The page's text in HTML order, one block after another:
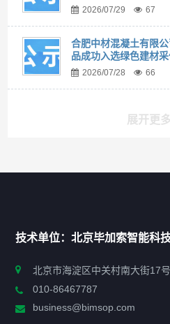
2026/07/29 67
合肥中材混凝土有限
品成功入选绿色建材
2026/07/28 66
展开更多
政策法规
技术单位：北京毕加索智能科
北京市海淀区中关村南大街17
010-86467787
business@bimsop.com